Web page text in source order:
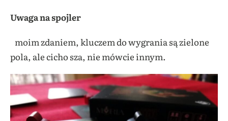
Uwaga na spojler
moim zdaniem, kluczem do wygrania są zielone
pola, ale cicho sza, nie mówcie innym.